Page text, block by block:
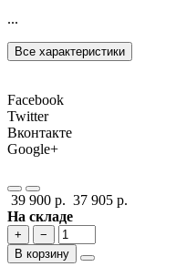
...
Все характеристики
Facebook
Twitter
Вконтакте
Google+
39 900 р. 37 905 р.
На складе
+
−
В корзину